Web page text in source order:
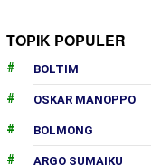
TOPIK POPULER
BOLTIM
OSKAR MANOPPO
BOLMONG
ARGO SUMAIKU